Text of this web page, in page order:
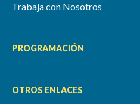
Trabaja con Nosotros
PROGRAMACIÓN
OTROS ENLACES